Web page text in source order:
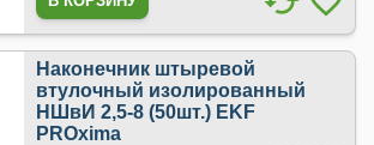
Наконечник штыревой
втулочный изолированный
НШвИ 2,5-8 (50шт.) EKF
PROxima